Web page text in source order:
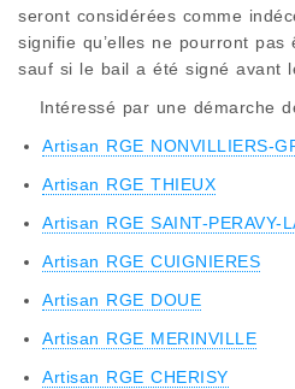
seront considérées comme
signifie qu’elles ne pourront pas
sauf si le bail a été signé avant
Intéressé par une démarche
Artisan RGE NONVILLIERS-
Artisan RGE THIEUX
Artisan RGE SAINT-PERAVY-
Artisan RGE CUIGNIERES
Artisan RGE DOUE
Artisan RGE MERINVILLE
Artisan RGE CHERISY